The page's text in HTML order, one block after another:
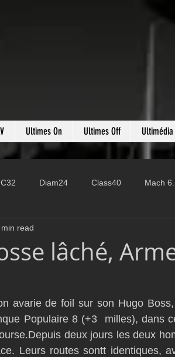
Ultimes On Ultimes Off Ultimédia
Diam24 Class40 Mach
40
Open 7.50
lâché,
read
avarie de foil sur son Hugo
Populaire 8 (+3  milles), dans
deux jours les deux
Leurs routes sontt identiques,